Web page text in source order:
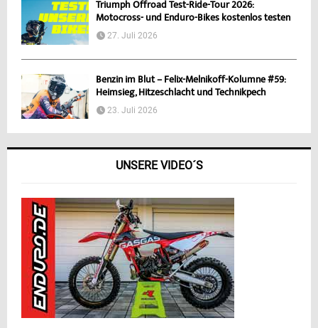
Triumph Offroad Test-Ride-Tour 2026:
Motocross- und Enduro-Bikes kostenlos testen
27. Juli 2026
Benzin im Blut – Felix-Melnikoff-Kolumne #59:
Heimsieg, Hitzeschlacht und Technikpech
23. Juli 2026
UNSERE VIDEO´S